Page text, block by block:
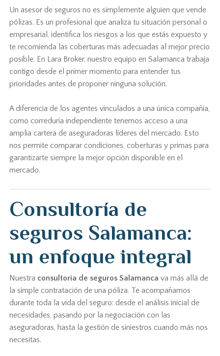
Un asesor de seguros no es simplemente alguien que vende
pólizas. Es un profesional que analiza tu situación personal o
empresarial, identifica los riesgos a los que estás expuesto y
te recomienda las coberturas más adecuadas al mejor precio
posible. En Lara Broker, nuestro equipo en Salamanca trabaja
contigo desde el primer momento para entender tus
prioridades antes de proponer ninguna solución.
A diferencia de los agentes vinculados a una única compañía,
como correduría independiente tenemos acceso a una
amplia cartera de aseguradoras líderes del mercado. Esto
nos permite comparar condiciones, coberturas y primas para
garantizarte siempre la mejor opción disponible en el
mercado.
Consultoría de
seguros Salamanca:
un enfoque integral
Nuestra consultoría de seguros Salamanca va más allá de
la simple contratación de una póliza. Te acompañamos
durante toda la vida del seguro: desde el análisis inicial de
necesidades, pasando por la negociación con las
aseguradoras, hasta la gestión de siniestros cuando más nos
necesitas.